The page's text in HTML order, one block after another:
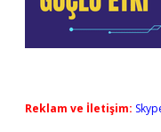
Reklam ve İletişim: